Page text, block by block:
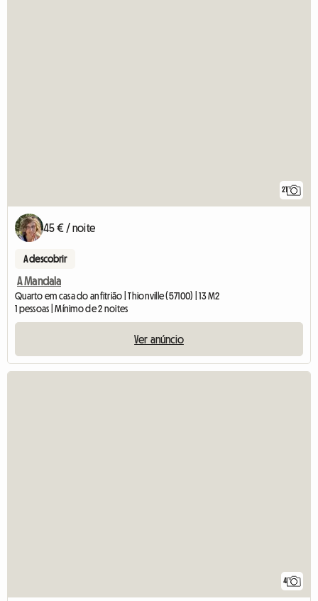
21
45 € / noite
A descobrir
A Mandala
Quarto em casa do anfitrião | Thionville (57100) | 13 M2
1 pessoas | Mínimo de 2 noites
Ver anúncio
4